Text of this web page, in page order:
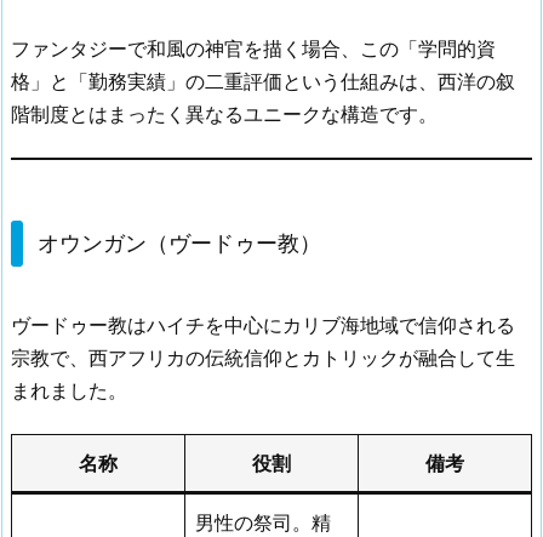
ファンタジーで和風の神官を描く場合、この「学問的資
格」と「勤務実績」の二重評価という仕組みは、西洋の叙
階制度とはまったく異なるユニークな構造です。
オウンガン（ヴードゥー教）
ヴードゥー教はハイチを中心にカリブ海地域で信仰される
宗教で、西アフリカの伝統信仰とカトリックが融合して生
まれました。
名称 役割 備考
男性の祭司。精